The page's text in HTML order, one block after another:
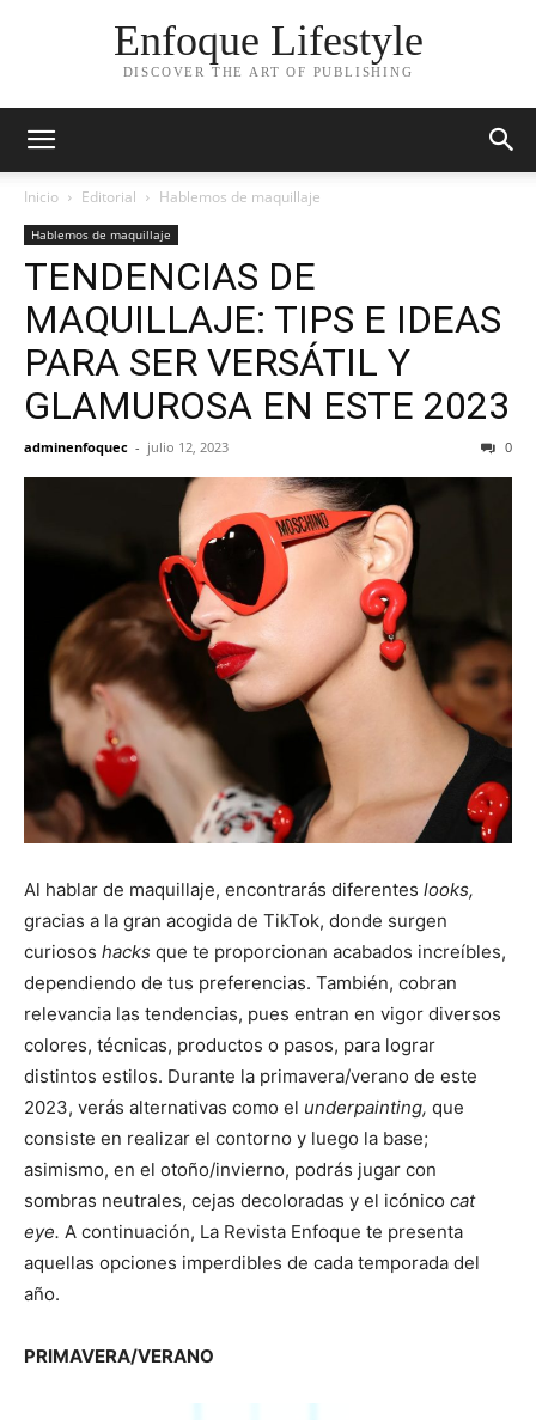
Enfoque Lifestyle
DISCOVER THE ART OF PUBLISHING
Inicio Editorial Hablemos de maquillaje
Hablemos de maquillaje
TENDENCIAS DE
MAQUILLAJE: TIPS E IDEAS
PARA SER VERSÁTIL Y
GLAMUROSA EN ESTE 2023
adminenfoquec - julio 12, 2023 0
Al hablar de maquillaje, encontrarás diferentes looks,
gracias a la gran acogida de TikTok, donde surgen
curiosos hacks que te proporcionan acabados increíbles,
dependiendo de tus preferencias. También, cobran
relevancia las tendencias, pues entran en vigor diversos
colores, técnicas, productos o pasos, para lograr
distintos estilos. Durante la primavera/verano de este
2023, verás alternativas como el underpainting, que
consiste en realizar el contorno y luego la base;
asimismo, en el otoño/invierno, podrás jugar con
sombras neutrales, cejas decoloradas y el icónico cat
eye. A continuación, La Revista Enfoque te presenta
aquellas opciones imperdibles de cada temporada del
año.
PRIMAVERA/VERANO